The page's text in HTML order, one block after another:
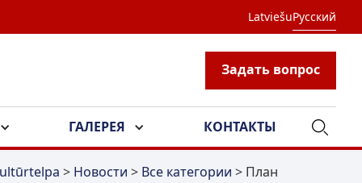
LatviešuРусский
Задать вопрос
ГАЛЕРЕЯ КОНТАКТЫ
> Новости > Все категории > План